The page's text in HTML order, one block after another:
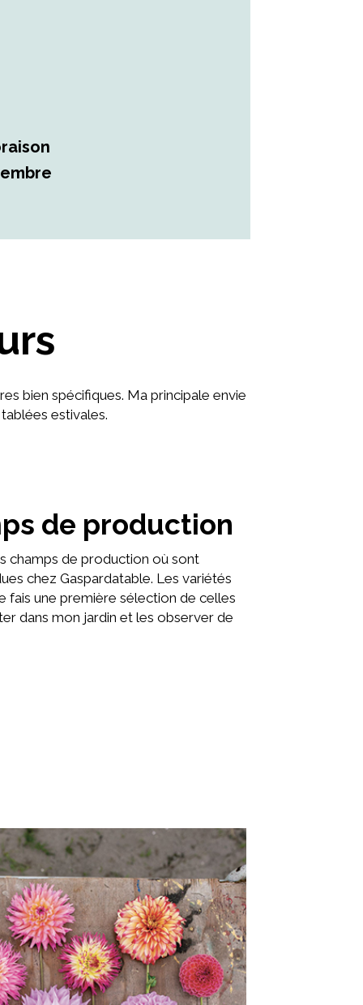
bien spécifiques. Ma principale envie
estivales.
de production
champs de production où sont
chez Gaspardatable. Les variétés
fais une première sélection de celles
dans mon jardin et les observer de